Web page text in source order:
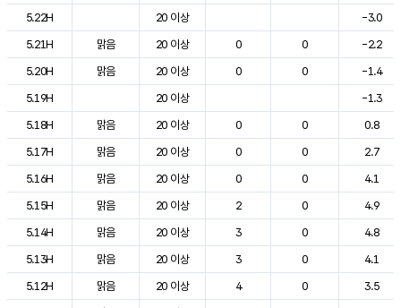
5.22H
20 이상
-3.0
5.21H
맑음 20 이상 0 0
-2.2
5.20H
맑음 20 이상 0 0
-1.4
5.19H
20 이상
-1.3
5.18H
맑음 20 이상 0 0
0.8
5.17H
맑음 20 이상 0 0
2.7
5.16H
맑음 20 이상 0 0
4.1
5.15H
맑음 20 이상 2 0
4.9
5.14H
맑음 20 이상 3 0
4.8
5.13H
맑음 20 이상 3 0
4.1
5.12H
맑음 20 이상 4 0
3.5